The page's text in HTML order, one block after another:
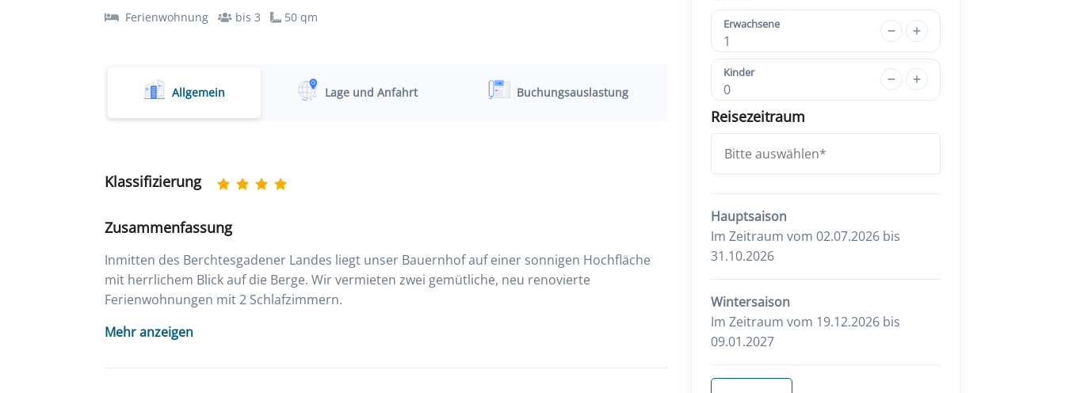
Ferienwohnung bis 3 50 qm
Allgemein Lage und Anfahrt Buchungsauslastung
Klassifizierung
Zusammenfassung
Inmitten des Berchtesgadener Landes liegt unser Bauernhof auf einer sonnigen Hochfläche
mit herrlichem Blick auf die Berge. Wir vermieten zwei gemütliche, neu renovierte
Ferienwohnungen mit 2 Schlafzimmern.
Mehr anzeigen
Erwachsene
1
Kinder
0
Reisezeitraum
Hauptsaison
Im Zeitraum vom 02.07.2026 bis
31.10.2026
Wintersaison
Im Zeitraum vom 19.12.2026 bis
09.01.2027